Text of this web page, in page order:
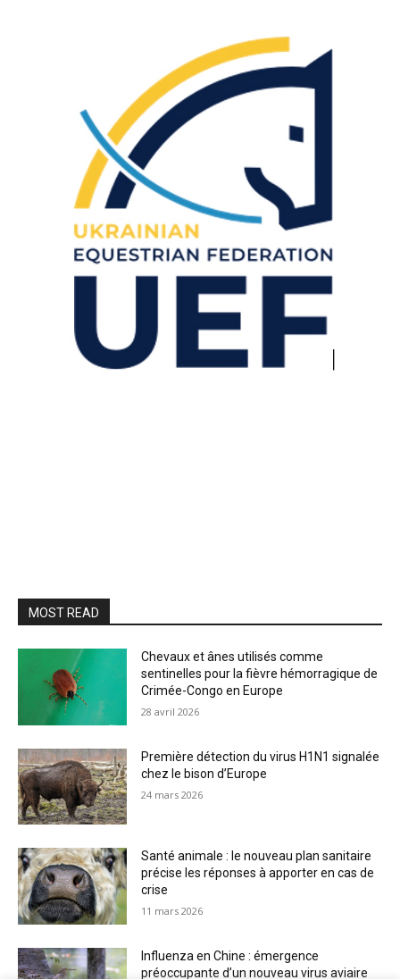
MOST READ
Chevaux et ânes utilisés comme
sentinelles pour la fièvre hémorragique de
Crimée-Congo en Europe
28 avril 2026
Première détection du virus H1N1 signalée
chez le bison d’Europe
24 mars 2026
Santé animale : le nouveau plan sanitaire
précise les réponses à apporter en cas de
crise
11 mars 2026
Influenza en Chine : émergence
préoccupante d’un nouveau virus aviaire